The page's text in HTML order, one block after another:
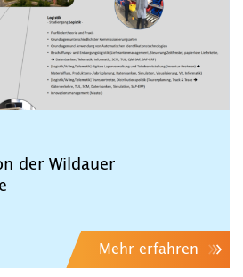
der Wildauer
Mehr erfahren